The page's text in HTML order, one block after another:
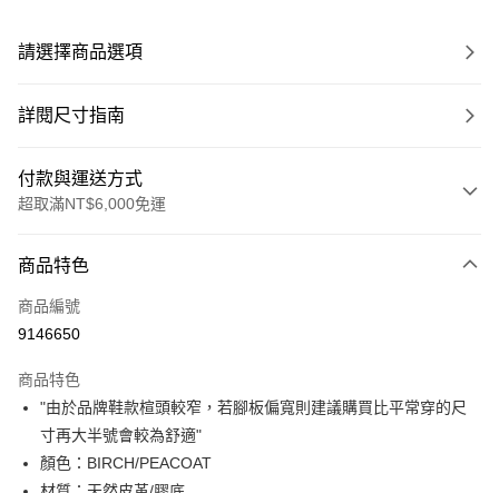
請選擇商品選項
詳閱尺寸指南
付款與運送方式
超取滿NT$6,000免運
信用卡一次付款
超商取貨付款
Apple Pay
ATM付款
商品特色
商品編號
9146650
商品特色
"由於品牌鞋款楦頭較窄，若腳板偏寬則建議購買比平常穿的尺
寸再大半號會較為舒適"
顏色：BIRCH/PEACOAT